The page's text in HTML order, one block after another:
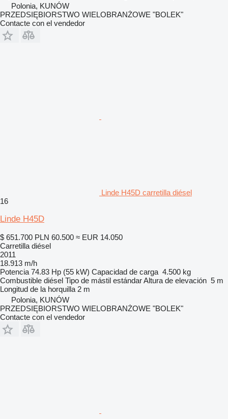
Polonia, KUNÓW
PRZEDSIĘBIORSTWO WIELOBRANŻOWE "BOLEK"
Contacte con el vendedor
Linde H45D carretilla diésel
16
Linde H45D
$ 651.700 PLN 60.500 ≈ EUR 14.050
Carretilla diésel
2011
18.913 m/h
Potencia 74.83 Hp (55 kW) Capacidad de carga 4.500 kg
Combustible diésel Tipo de mástil estándarAltura de elevación 5 m
Longitud de la horquilla 2 m
Polonia, KUNÓW
PRZEDSIĘBIORSTWO WIELOBRANŻOWE "BOLEK"
Contacte con el vendedor